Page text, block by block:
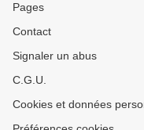
Pages
Contact
Signaler un abus
C.G.U.
Cookies et données